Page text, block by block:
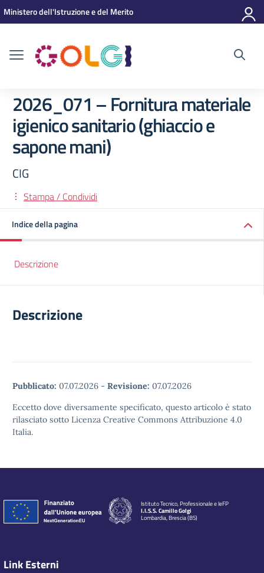
Vai ai contenuti
Vai al menu di navigazione
Vai al footer
Ministero dell'Istruzione e del Merito
2026_071 – Fornitura materiale
igienico sanitario (ghiaccio e
sapone mani)
CIG
Stampa / Condividi
Indice della pagina
Descrizione
Descrizione
Pubblicato: 07.07.2026 - Revisione: 07.07.2026
Eccetto dove diversamente specificato, questo articolo è stato
rilasciato sotto Licenza Creative Commons Attribuzione 4.0
Italia.
Istituto Tecnico, Professionale e IeFP
I.I.S.S. Camillo Golgi
Lombardia, Brescia (BS)
Link Esterni